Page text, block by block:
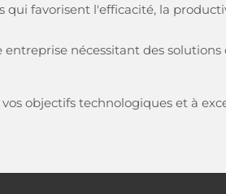
favorisent l'efficacité, la
nécessitant des
objectifs technologiques et à